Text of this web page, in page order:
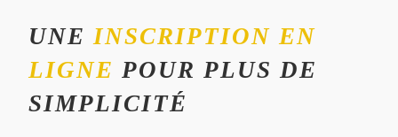
UNEINSCRIPTION EN
LIGNE POUR PLUS DE
SIMPLICITÉ